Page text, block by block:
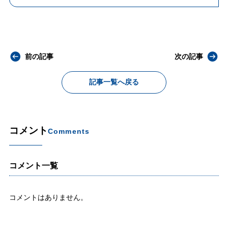
前の記事
記事一覧へ戻る
次の記事
コメントComments
コメント一覧
コメントはありません。